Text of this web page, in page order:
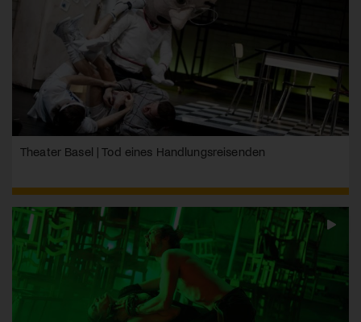
Theater Basel | Tod eines Handlungsreisenden